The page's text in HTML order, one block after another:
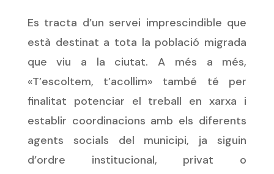
Es tracta d’un servei imprescindible que
està destinat a tota la població migrada
que viu a la ciutat. A més a més,
«T’escoltem, t’acollim» també té per
finalitat potenciar el treball en xarxa i
establir coordinacions amb els diferents
agents socials del municipi, ja siguin
d’ordre institucional, privat o